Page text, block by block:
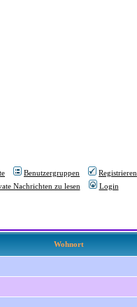
Benutzergruppen
Registrieren
Nachrichten zu lesen Login
Wohnort